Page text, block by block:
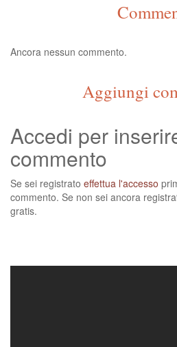
Ancora nessun commento.
Aggiungi
Accedi per
commento
Se sei registrato effettua l'accesso
commento. Se non sei ancora
gratis.